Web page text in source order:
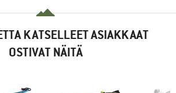
KATSELLEET ASIAKKAAT
OSTIVAT NÄITÄ